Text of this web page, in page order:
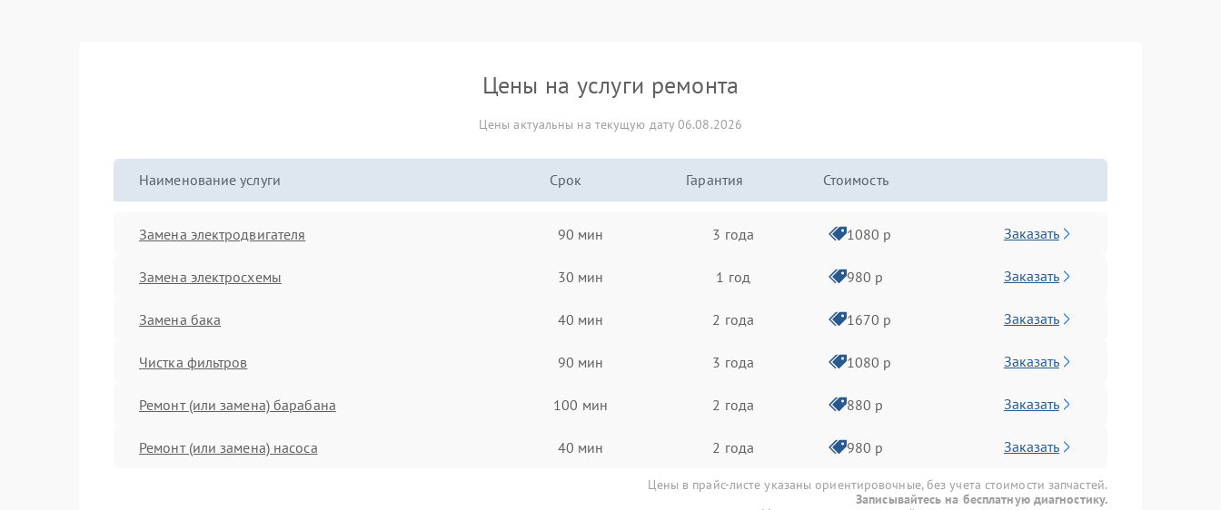
Цены на услуги ремонта
Цены актуальны на текущую дату 06.08.2026
Наименование услуги Срок Гарантия Стоимость
Замена электродвигателя 90 мин 3 года 1080 р Заказать
Замена электросхемы 30 мин 1 год 980 р Заказать
Замена бака 40 мин 2 года 1670 р Заказать
Чистка фильтров 90 мин 3 года 1080 р Заказать
Ремонт (или замена) барабана 100 мин 2 года 880 р Заказать
Ремонт (или замена) насоса 40 мин 2 года 980 р Заказать
Цены в прайс-листе указаны ориентировочные, без учета стоимости запчастей.
Записывайтесь на бесплатную диагностику.